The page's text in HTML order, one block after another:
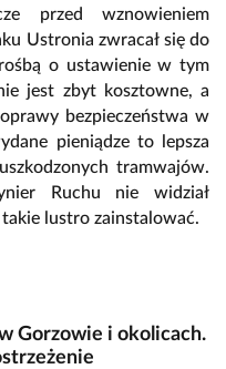
przed wznowieniem
Ustronia zwracał się do
o ustawienie w tym
jest zbyt kosztowne, a
bezpieczeństwa w
pieniądze to lepsza
tramwajów.
Ruchu nie widział
takie lustro zainstalować.
Gorzowie i okolicach.